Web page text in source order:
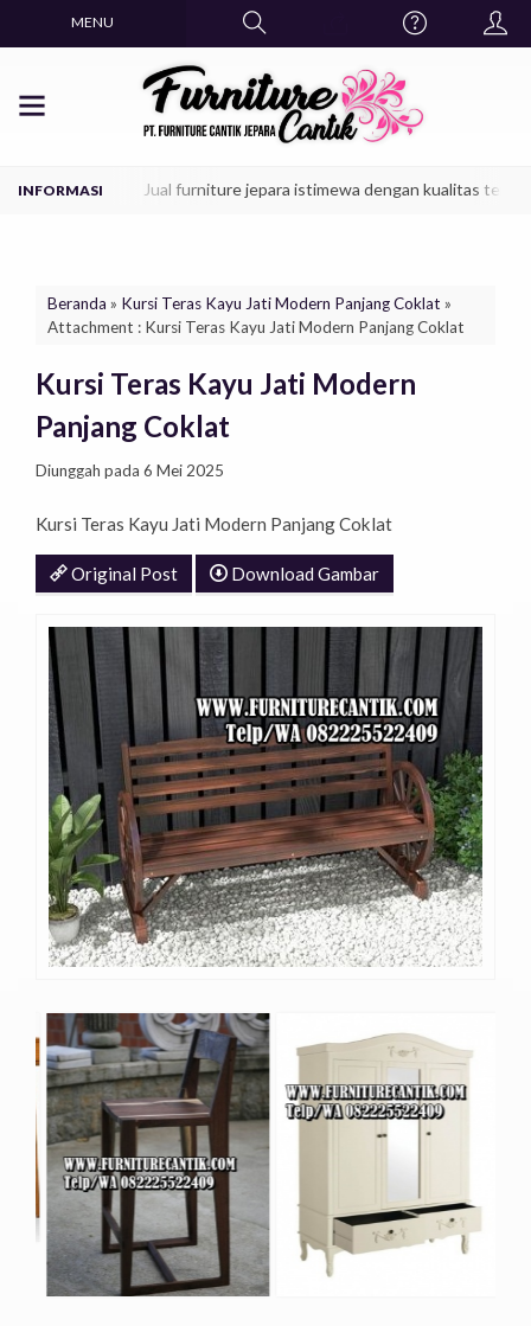
MENU
juga. Jual furniture jepara istimewa dengan kualitas
Beranda » Kursi Teras Kayu Jati Modern Panjang Coklat »
Attachment : Kursi Teras Kayu Jati Modern Panjang Coklat
Kursi Teras Kayu Jati Modern
Panjang Coklat
Diunggah pada 6 Mei 2025
Kursi Teras Kayu Jati Modern Panjang Coklat
Original Post Download Gambar